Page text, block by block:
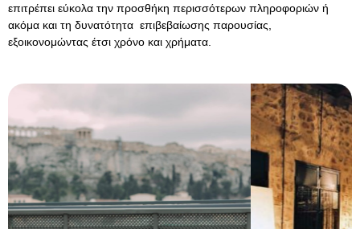
επιτρέπει εύκολα την προσθήκη περισσότερων πληροφοριών ή
ακόμα και τη δυνατότητα επιβεβαίωσης παρουσίας,
εξοικονομώντας έτσι χρόνο και χρήματα.